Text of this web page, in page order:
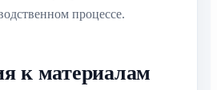
процессе.
к материалам